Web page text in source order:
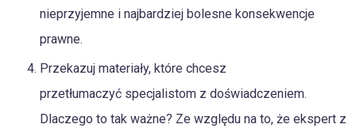
nieprzyjemne i najbardziej bolesne konsekwencje
prawne.
Przekazuj materiały, które chcesz
przetłumaczyć specjalistom z doświadczeniem.
Dlaczego to tak ważne? Ze względu na to, że ekspert z